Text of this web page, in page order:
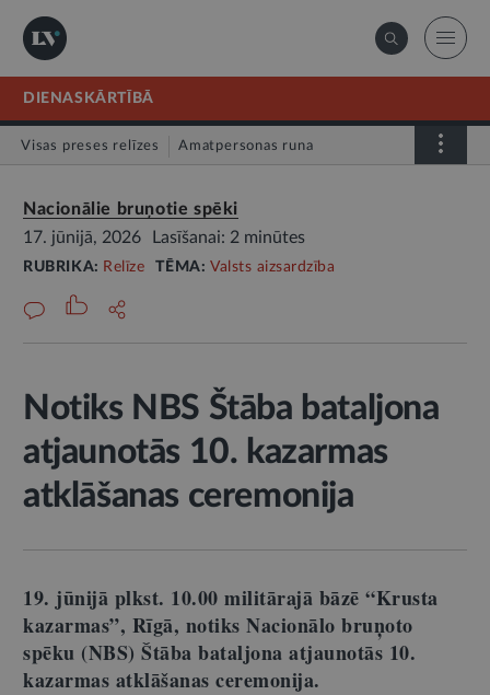
DIENASKĀRTĪBĀ
Visas preses relīzes Amatpersonas runa
Nacionālie bruņotie spēki
17. jūnijā, 2026
Lasīšanai: 2 minūtes
RUBRIKA: Relīze TĒMA:Valsts aizsardzība
Notiks NBS Štāba bataljona
atjaunotās 10. kazarmas
atklāšanas ceremonija
19. jūnijā plkst. 10.00 militārajā bāzē “Krusta
kazarmas”, Rīgā, notiks Nacionālo bruņoto
spēku (NBS) Štāba bataljona atjaunotās 10.
kazarmas atklāšanas ceremonija.